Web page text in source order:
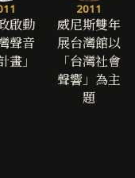
啟動
聲音
畫」
2011
威尼斯雙年
展台灣館以
「台灣社會
聲響」為主
題